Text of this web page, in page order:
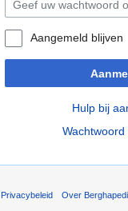
Aangemeld blijven
Hulp bij
Privacybeleid Over